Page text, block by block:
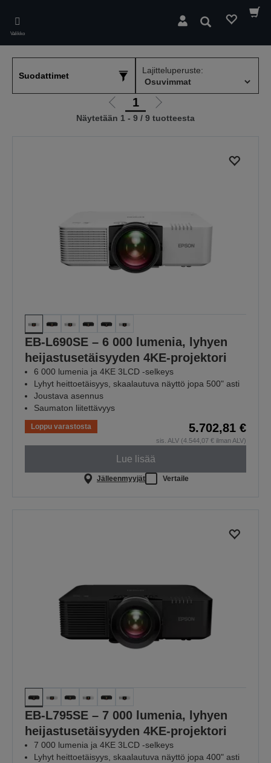
main
content
Valikko
Hae
Suodattimet
Lajitteluperuste:
Siirry
edelliselle
1
Siirry
seuraavalle
Näytetään 1 - 9 / 9 tuotteesta
EB-L690SE – 6 000 lumenia, lyhyen
heijastusetäisyyden 4KE-projektori
6 000 lumenia ja 4KE 3LCD -selkeys
Lyhyt heittoetäisyys, skaalautuva näyttö jopa 500" asti
Joustava asennus
Saumaton liitettävyys
Loppu varastosta 5.702,81 €
sis. ALV (4.544,07 € ilman ALV)
Lue lisää
Jälleenmyyjät Vertaile
EB-L795SE – 7 000 lumenia, lyhyen
heijastusetäisyyden 4KE-projektori
7 000 lumenia ja 4KE 3LCD -selkeys
Lyhyt heittoetäisyys, skaalautuva näyttö jopa 400" asti